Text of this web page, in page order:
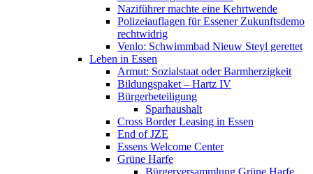
Naziführer machte eine Kehrtwende
Polizeiauflagen für Essener Zukunftsdemo
rechtwidrig
Venlo: Schwimmbad Nieuw Steyl gerettet
Leben in Essen
Armut: Sozialstaat oder Barmherzigkeit
Bildungspaket – Hartz IV
Bürgerbeteiligung
Sparhaushalt
Cross Border Leasing in Essen
End of JZE
Essens Welcome Center
Grüne Harfe
Bürgerversammlung Grüne Harfe